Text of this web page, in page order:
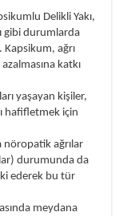
Delikli Yakı,
gibi durumlarda
Kapsikum, ağrı
katkı
yaşayan kişiler,
hafifletmek için
nöropatik ağrılar
durumunda da
ederek bu tür
meydana